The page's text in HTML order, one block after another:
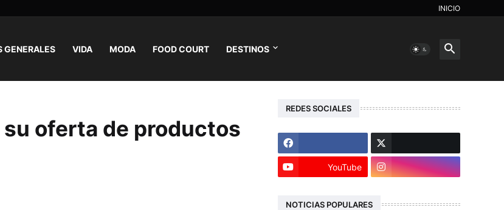
INICIO
GENERALES VIDA MODA FOOD COURT DESTINOS
oferta de productos
REDES SOCIALES
YouTube
NOTICIAS POPULARES